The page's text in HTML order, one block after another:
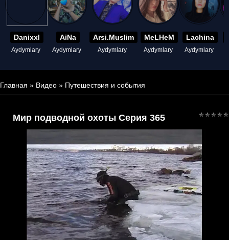
Danixxl
Aydymlary
AiNa
Aydymlary
Arsi.Muslim
Aydymlary
MeLHeM
Aydymlary
Lachina
Aydymlary
Главная » Видео » Путешествия и события
Мир подводной охоты Серия 365